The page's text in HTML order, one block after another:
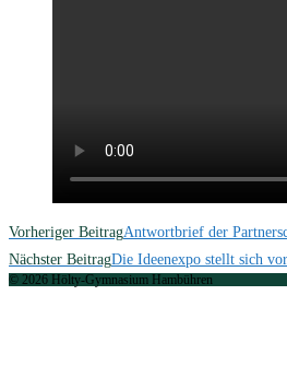
Weitere
Artikel
ansehen
Vorheriger BeitragAntwortbrief der
Nächster BeitragDie Ideenexpo stellt sich
© 2026 Hölty-Gymnasium Hambühren